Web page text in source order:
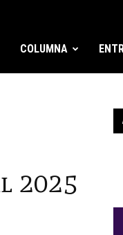
COLUMNA
2025